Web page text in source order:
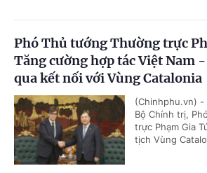
Phó Thủ tướng Thường trực
Tăng cường hợp tác Việt Nam
qua kết nối với Vùng Catalonia
(Chinhphu.vn) -
Bộ Chính trị,
trực Phạm Gia
tịch Vùng